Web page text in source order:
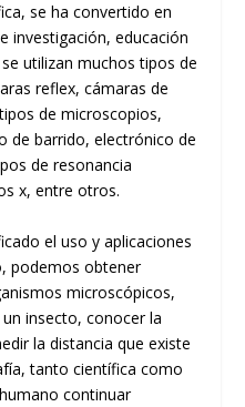
se ha convertido en
investigación, educación
utilizan muchos tipos de
reflex, cámaras de
de microscopios,
de barrido, electrónico de
de resonancia
x, entre otros.
el uso y aplicaciones
podemos obtener
microscópicos,
insecto, conocer la
la distancia que existe
tanto científica como
continuar